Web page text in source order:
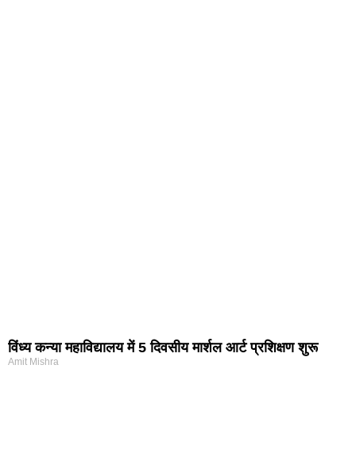
विंध्य कन्या महाविद्यालय में 5 दिवसीय मार्शल आर्ट प्रशिक्षण शुरू
Amit Mishra